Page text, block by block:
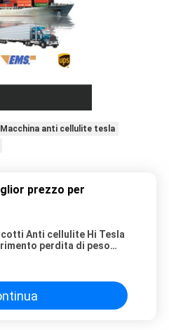
Macchina anti cellulite tesla
prezzo per
Anti cellulite Hi Tesla
perdita di peso